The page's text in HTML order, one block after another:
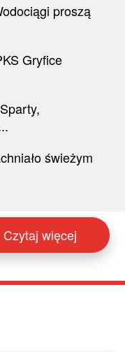
proszą
Gryfice
świeżym
Czytaj więcej